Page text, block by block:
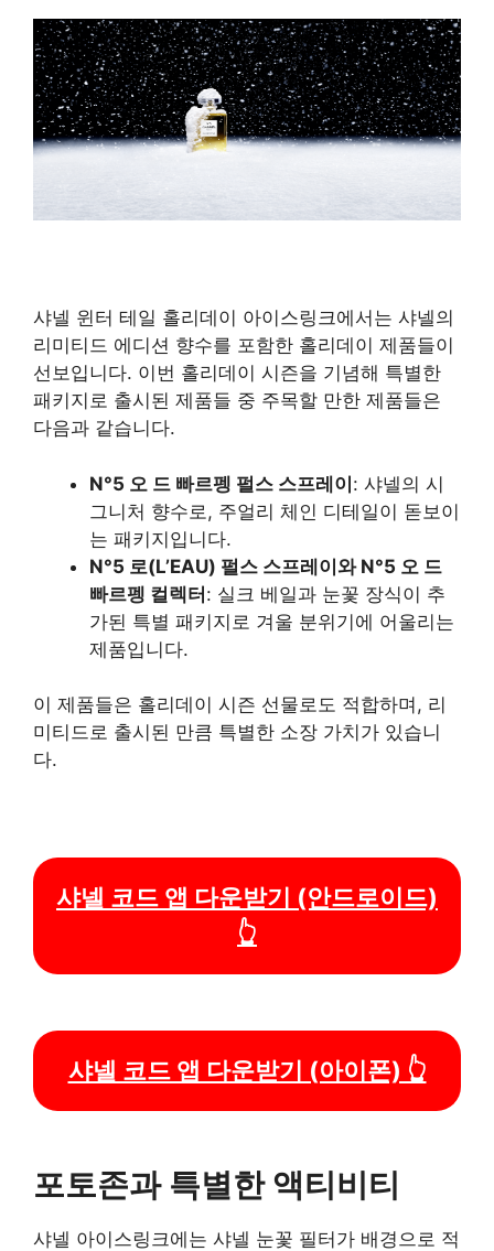
샤넬 윈터 테일 홀리데이 아이스링크에서는 샤넬의
리미티드 에디션 향수를 포함한 홀리데이 제품들이
선보입니다. 이번 홀리데이 시즌을 기념해 특별한
패키지로 출시된 제품들 중 주목할 만한 제품들은
다음과 같습니다.
N°5 오 드 빠르펭 펄스 스프레이: 샤넬의 시
그니처 향수로, 주얼리 체인 디테일이 돋보이
는 패키지입니다.
N°5 로(L’EAU) 펄스 스프레이와 N°5 오 드
빠르펭 컬렉터: 실크 베일과 눈꽃 장식이 추
가된 특별 패키지로 겨울 분위기에 어울리는
제품입니다.
이 제품들은 홀리데이 시즌 선물로도 적합하며, 리
미티드로 출시된 만큼 특별한 소장 가치가 있습니
다.
샤넬 코드 앱 다운받기 (안드로이드)
👆
샤넬 코드 앱 다운받기 (아이폰) 👆
포토존과 특별한 액티비티
샤넬 아이스링크에는 샤넬 눈꽃 필터가 배경으로 적